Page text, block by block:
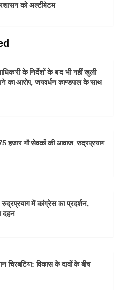
को अल्टीमेटम
के निर्देशों के बाद भी नहीं खुली
का आरोप, जयवर्धन काण्डपाल के साथ
हजार गौ सेवकों की आवाज, रुद्रप्रयाग
रुद्रप्रयाग में कांग्रेस का प्रदर्शन,
दहन
चिरबटिया: विकास के दावों के बीच